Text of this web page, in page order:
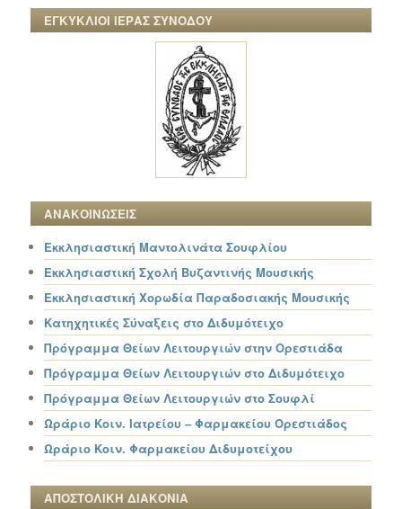
ΕΓΚΥΚΛΙΟΙ ΙΕΡΑΣ ΣΥΝΟΔΟΥ
ΑΝΑΚΟΙΝΩΣΕΙΣ
Εκκλησιαστική Μαντολινάτα Σουφλίου
Εκκλησιαστική Σχολή Βυζαντινής Μουσικής
Εκκλησιαστική Χορωδία Παραδοσιακής Μουσικής
Κατηχητικές Σύναξεις στο Διδυμότειχο
Πρόγραμμα Θείων Λειτουργιών στην Ορεστιάδα
Πρόγραμμα Θείων Λειτουργιών στο Διδυμότειχο
Πρόγραμμα Θείων Λειτουργιών στο Σουφλί
Ωράριο Κοιν. Ιατρείου – Φαρμακείου Ορεστιάδος
Ωράριο Κοιν. Φαρμακείου Διδυμοτείχου
ΑΠΟΣΤΟΛΙΚΗ ΔΙΑΚΟΝΙΑ